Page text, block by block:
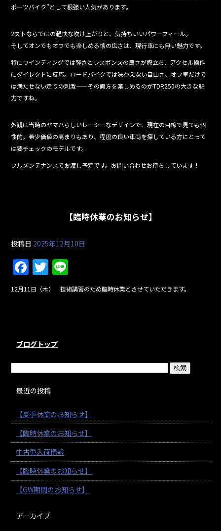
ポーツバイク”として根強い人気があります。
2ストならではの軽快な吹け上がりと、気持ちいいパワーフィール。
そしてオンでもオフでも楽しめる懐の広さは、現行車にも無い魅力です。
特にワインディングでは軽さとレスポンスの良さが際立ち、アクセル操作
にダイレクトに反応。ロードバイクでは味わえない自由さ、オフ車だけで
は満たせない走りの刺激——その両方を楽しめるのがTDR250の大きな魅
力ですね。
外観は当時のヤマハらしいレーシーなデザインで、現在の目線で見ても個
性的。希少価値の高まりもあり、程度の良い車両を探している方にとって
は要チェックのモデルです。
フルメンテナンスでお渡し予定です。お問い合わせお待ちしています！
【臨時休業のお知らせ】
投稿日 2025年12月10日
F
a
c
o
o
k
T
w
itt
n
e
12月11日（木） 技術講習のため臨時休業とさせていただきます。
ブログトップ
最近の投稿
【夏季休業のお知らせ】
【臨時休業のお知らせ】
中古車入荷情報
【臨時休業のお知らせ】
【GW期間のお知らせ】
アーカイブ